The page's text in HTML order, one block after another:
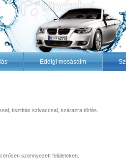
Eddigi mosásaim
tisztítás szivaccsal, szárazra törlés.
szennyezett felületeken.